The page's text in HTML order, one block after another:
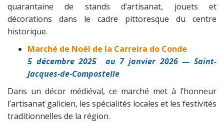
quarantaine de stands d’artisanat, jouets et
décorations dans le cadre pittoresque du centre
historique.
Marché de Noël de la Carreira do Conde
5 décembre 2025 au 7 janvier 2026 — Saint-
Jacques-de-Compostelle
Dans un décor médiéval, ce marché met à l’honneur
l’artisanat galicien, les spécialités locales et les festivités
traditionnelles de la région.